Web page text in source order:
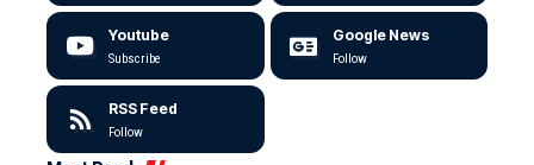
Youtube
Subscribe
Google News
Follow
RSS Feed
Follow